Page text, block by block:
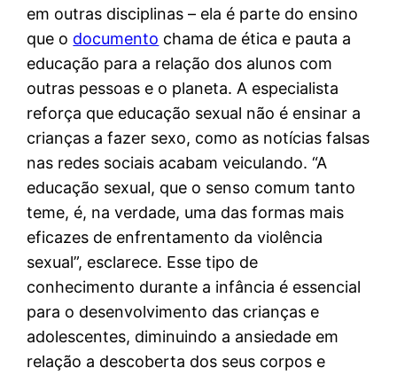
em outras disciplinas – ela é parte do ensino
que o documento chama de ética e pauta a
educação para a relação dos alunos com
outras pessoas e o planeta. A especialista
reforça que educação sexual não é ensinar a
crianças a fazer sexo, como as notícias falsas
nas redes sociais acabam veiculando. “A
educação sexual, que o senso comum tanto
teme, é, na verdade, uma das formas mais
eficazes de enfrentamento da violência
sexual”, esclarece. Esse tipo de
conhecimento durante a infância é essencial
para o desenvolvimento das crianças e
adolescentes, diminuindo a ansiedade em
relação a descoberta dos seus corpos e